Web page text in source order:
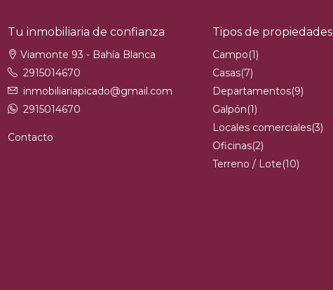
Tu inmobiliaria de confianza
Viamonte 93 - Bahía Blanca
2915014670
inmobiliariapicado@gmail.com
2915014670
Contacto
Tipos de propiedades
Campo(1)
Casas(7)
Departamentos(9)
Galpón(1)
Locales comerciales(3)
Oficinas(2)
Terreno / Lote(10)